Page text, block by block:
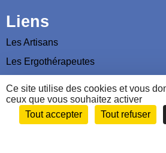
Ce site utilise des cookies et vous
ceux que vous souhaitez activer
Tout accepter
Tout refuser
Liens
Les Artisans
Les Ergothérapeutes